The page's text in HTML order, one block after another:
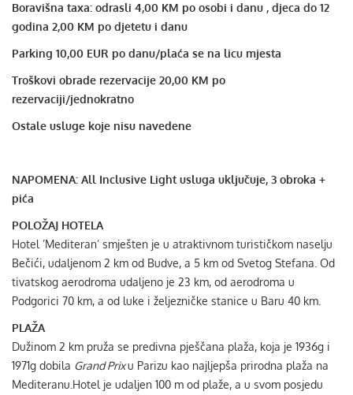
Boravišna taxa: odrasli 4,00 KM po osobi i danu , djeca do 12
godina 2,00 KM po djetetu i danu
Parking 10,00 EUR po danu/plaća se na licu mjesta
Troškovi obrade rezervacije 20,00 KM po
rezervaciji/jednokratno
Ostale usluge koje nisu navedene
NAPOMENA: All Inclusive Light usluga uključuje, 3 obroka +
pića
POLOŽAJ HOTELA
Hotel ’Mediteran’ smješten je u atraktivnom turističkom naselju
Bečići, udaljenom 2 km od Budve, a 5 km od Svetog Stefana. Od
tivatskog aerodroma udaljeno je 23 km, od aerodroma u
Podgorici 70 km, a od luke i željezničke stanice u Baru 40 km.
PLAŽA
Dužinom 2 km pruža se predivna pješčana plaža, koja je 1936g i
1971g dobila Grand Prixu Parizu kao najljepša prirodna plaža na
Mediteranu.Hotel je udaljen 100 m od plaže, a u svom posjedu